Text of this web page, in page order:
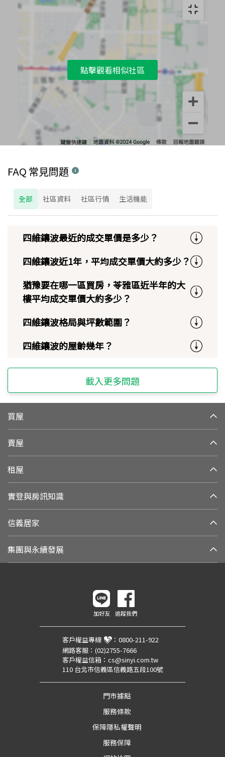
點擊觀看相似社區
FAQ 常見問題
全部 社區資料 社區行情 生活機能
四維鑲波最近的成交單價是多少？
四維鑲波近1年，平均成交單價大約多少？
猶豫要在哪一區買房，苓雅區近半年的大
樓平均成交單價大約多少？
四維鑲波格局與坪數範圍？
四維鑲波的屋齡幾年？
載入更多問題
買屋
賣屋
租屋
實登與房訊知識
信義居家
集團與永續發展
加好友 追蹤我們
客戶權益專線 ： 0800-211-922
網路客服： (02)2755-7666
客戶權益信箱： cs@sinyi.com.tw
110 台北市信義區信義路五段100號
門市據點
服務條款
保障隱私權聲明
服務保障